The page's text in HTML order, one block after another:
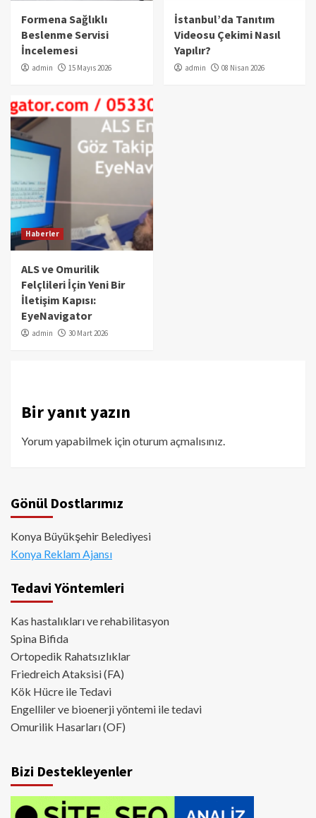
Formena Sağlıklı
Beslenme Servisi
İncelemesi
admin 15 Mayıs 2026
İstanbul’da Tanıtım
Videosu Çekimi Nasıl
Yapılır?
admin 08 Nisan 2026
Haberler
ALS ve Omurilik
Felçlileri İçin Yeni Bir
İletişim Kapısı:
EyeNavigator
admin 30 Mart 2026
Bir yanıt yazın
Yorum yapabilmek içinoturum açmalısınız.
Gönül Dostlarımız
Konya Büyükşehir Belediyesi
Konya Reklam Ajansı
Tedavi Yöntemleri
Kas hastalıkları ve rehabilitasyon
Spina Bifida
Ortopedik Rahatsızlıklar
Friedreich Ataksisi (FA)
Kök Hücre ile Tedavi
Engelliler ve bioenerji yöntemi ile tedavi
Omurilik Hasarları (OF)
Bizi Destekleyenler